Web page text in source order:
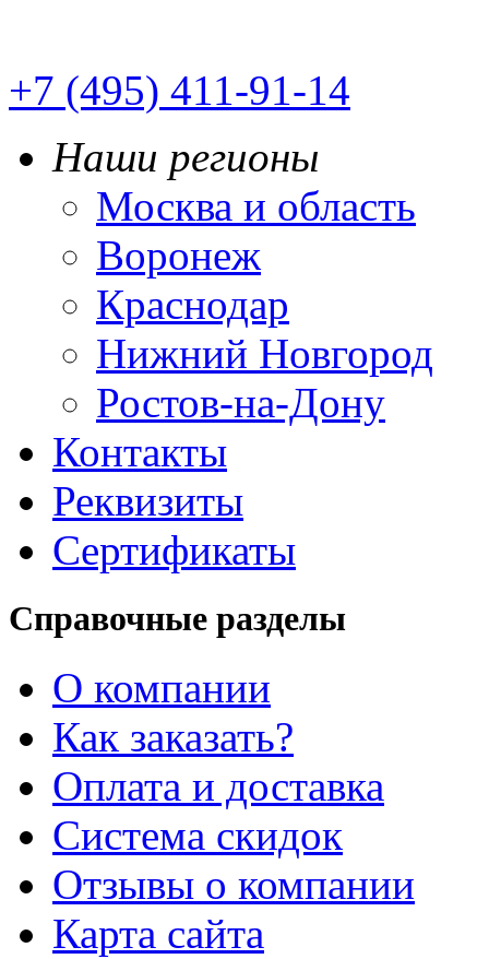
+7 (495) 411-91-14
Наши регионы
Москва и область
Воронеж
Краснодар
Нижний Новгород
Ростов-на-Дону
Контакты
Реквизиты
Сертификаты
Справочные разделы
О компании
Как заказать?
Оплата и доставка
Система скидок
Отзывы о компании
Карта сайта